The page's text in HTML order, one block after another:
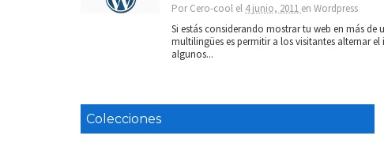
PorCero-cool el 4 junio, 2011 en Wordpress
Si estás considerando mostrar tu web en más
multilingües es permitir a los visitantes alternar
algunos...
Colecciones